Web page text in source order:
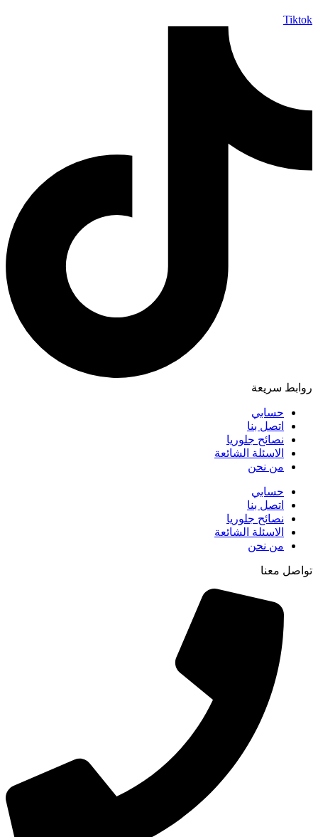
Tiktok
روابط سريعة
حسابي
اتصل بنا
نصائح جلوريا
الاسئلة الشائعة
من نحن
حسابي
اتصل بنا
نصائح جلوريا
الاسئلة الشائعة
من نحن
تواصل معنا